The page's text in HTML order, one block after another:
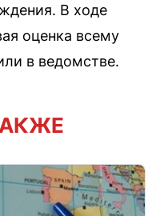
В ходе
оценка всему
в ведомстве.